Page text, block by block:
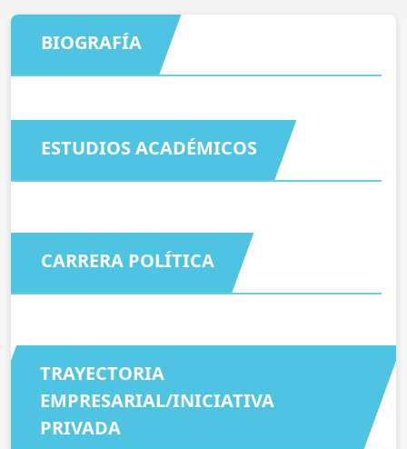
BIOGRAFÍA
ESTUDIOS ACADÉMICOS
CARRERA POLÍTICA
TRAYECTORIA
EMPRESARIAL/INICIATIVA
PRIVADA